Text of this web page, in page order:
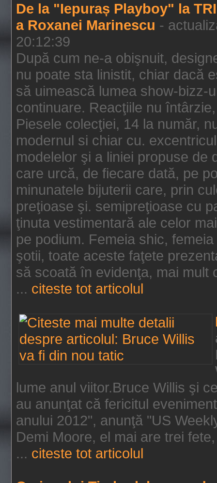
De la "Iepuraș Playboy" la
a Roxanei Marinescu -
20:12:39
După cum ne-a obişnuit,
nu poate sta linistit, chiar dacă
să uimească lumea show-bizz-
continuare. Reacţiile nu
Piesele colecţiei, 14 la număr,
modernul si chiar cu.
modelelor şi a liniei propuse de
care urcă, de fiecare dată, pe
minunatele bijuterii care, prin
preţioase şi. semipreţioase cu
ţinuta vestimentară ale celor
pe podium. Femeia shic,
şotii, toate aceste faţete
să scoată în evidenţa, mai mult
... citeste tot articolul
lume anul viitor.Bruce Willis şi
au anunţat că fericitul
anului 2012", anunţă "US
Demi Moore, el mai are trei
... citeste tot articolul